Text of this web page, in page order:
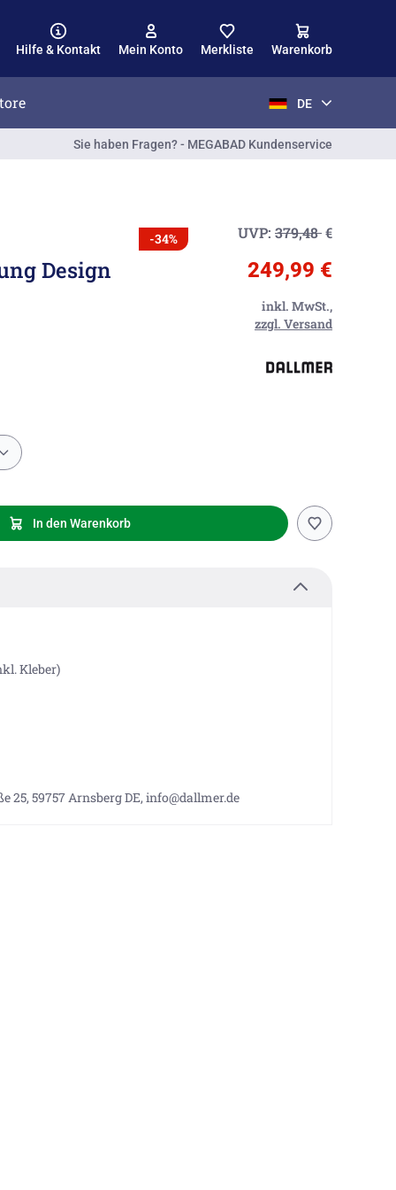
Hilfe & Kontakt Mein Konto Merkliste Warenkorb
DE
Sie haben Fragen? - MEGABAD Kundenservice
Design
-34% UVP: 379,48€
249,99 €
inkl. MwSt.,
zzgl. Versand
In den Warenkorb
Kleber)
25, 59757 Arnsberg DE, info@dallmer.de